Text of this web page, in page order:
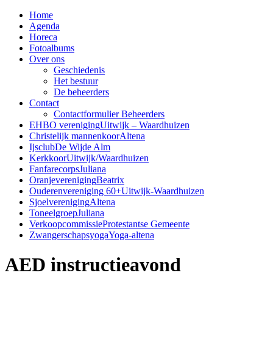
Home
Agenda
Horeca
Fotoalbums
Over ons
Geschiedenis
Het bestuur
De beheerders
Contact
Contactformulier Beheerders
EHBO verenigingUitwijk – Waardhuizen
Christelijk mannenkoorAltena
IjsclubDe Wijde Alm
KerkkoorUitwijk/Waardhuizen
FanfarecorpsJuliana
OranjeverenigingBeatrix
Ouderenvereniging 60+Uitwijk-Waardhuizen
SjoelverenigingAltena
ToneelgroepJuliana
VerkoopcommissieProtestantse Gemeente
ZwangerschapsyogaYoga-altena
AED instructieavond